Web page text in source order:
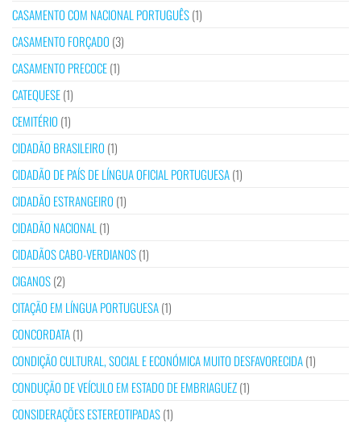
CASAMENTO COM NACIONAL PORTUGUÊS(1)
CASAMENTO FORÇADO (3)
CASAMENTO PRECOCE(1)
CATEQUESE(1)
CEMITÉRIO (1)
CIDADÃO BRASILEIRO (1)
CIDADÃO DE PAÍS DE LÍNGUA OFICIAL PORTUGUESA(1)
CIDADÃO ESTRANGEIRO (1)
CIDADÃO NACIONAL (1)
CIDADÃOS CABO-VERDIANOS(1)
CIGANOS(2)
CITAÇÃO EM LÍNGUA PORTUGUESA(1)
CONCORDATA(1)
CONDIÇÃO CULTURAL, SOCIAL E ECONÓMICA MUITO DESFAVORECIDA(1)
CONDUÇÃO DE VEÍCULO EM ESTADO DE EMBRIAGUEZ(1)
CONSIDERAÇÕES ESTEREOTIPADAS(1)